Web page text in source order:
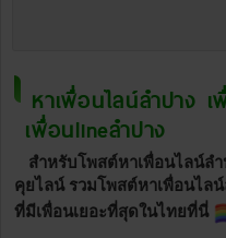
หาเพื่อนไลน์ลำปาง
เพื่อนlineลำปาง
สำหรับโพสต์หาเพื่อนไลน์ล
คุยไลน์ รวมโพสต์หาเพื่อนไล
ที่มีเพื่อนเยอะที่สุดในไทยที่นี่